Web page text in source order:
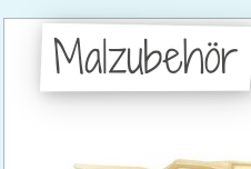
Malzubehör